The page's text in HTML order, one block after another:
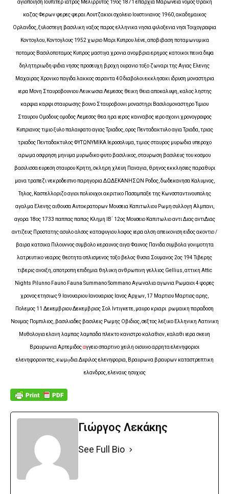
αγιοποιηση Ιουπιτερ ιατρος Μελιρρυτος 19ος 1871 επαρχια Μαρωνεια νομος Θρακη
καζας Φερων φερες φεραι Λουτζακιοι σχολειο Ιουστινιανος 1960, ακαδημαικος
Ορλανδος, ξυλοστεγη βασιλικη ναξος παρος ελληνικα νησια φιλοξενια νησι Τοιχογραφια
Κοντογλου, Κοντογλους 1952 χωριο Μαρι Κυπρου λένε, αποβιβαση ποταμωνυμικα
ποταμος Βασιλοποταμος Κυπρος μαστιγα χρονια ανομβρια ερημος κατοικοι πεινα διψα
δηλητηριωδη φιδια νησος προσευχη βροχη ουρανιο τοξο ζωναρι της Αγιας Ελενης
Μαχαιρας Χρονικο παγιδα λακκος σαραντα 40 διαβολοι εκκλησακι ιδρυση μοναστηρια
ιερα Μονη Σταυροβουνιου Λευκωσια Λεμεσος θεικη θεια αποκαλυψη, καλος ληστης
καρφια καρφι σταυρωσης βουνο Σταυροβουνι μοναστηρι Βασιλομοναστηρο Τιμιου
Σταυρου Ομοδους ομοδος Λεμεσος θεα ηρα ιερος κανναβος ιερο σχοινι χρονογραφος
Κυπριανος τιμιο ξυλο παλαιφατο αγιας Τριαδος, ορος Πενταδακτυλο αγια Τριαδα, τριας
τριαδος Πενταδακτυλος ΦΥΤΩΝΥΜΙΚΑ Ιεροσολυμα, τιμιος σταυρος μυρωδια υπεροχο
αρωμα οσφρηση μηνυμα μυρωδικο φυτο βασιλικος, σταυρωση βασιλευς του κοσμου
βασιλισσα ευρεση σταυρου Κρητη, σκληρη χλευη Παναγια, θρηνος εκκλησιες παραθυρι
μανα τραπεζι νεκροδειπνο παρηγορια ΔΩΔΕΚΑΝΗΣΩΝ Ροδος, δωδεκανησα Καλυμνος,
Τηλος, Καστελλοριζο αγιοι πολιουχοι ακριτικο Πασαμπαξε της Κωνσσταντινουπολης
αγαλμα Ελενης αιθουσα Αυτοκρατορων Μουσεια Καπιτωλιου Ρωμη συλλογη Αλμπανι,
αγορα 18ος 1733 παππας παπας Κλημη ΙΒ΄ 12ος Μουσειο Καπιτωλιο αντι Διας αντιΔιας
αντιζευς Προστατης ασυλο αλσος καταφυγιου λοφος ιερα αλση απεικονιση ειδος ακοντιο /
βαιρα κατσικα Πιλουννος συμβολο κεραυνος αιγα Φαυνος Πανιδα συμβολα γονιμοτητα
λατρευτικο νεαρος θεοτητα οπλισμενος τοξο βελος θυσια Σουμανος 2ος 194 Τιβερης
τιβερις ανοιξη, αποτροπη επιδημια θηλυκη ανθρωπινη γελλιος Gellius, αττικη Attic
Nights Pilunno Fauno Fauna Summano Sommano Αγωναλια αγωνια Ρωμαιοι 4 φορες
χρονος ετησιως 9 Ιανουαριου Ιανουαριος Ιανος Αρχων, 17 Μαρτιου Μαρτιος αρης,
Πολεμος 11 Δεκεμβριου Δεκεμβριος Σολ Ιντιγκετε, μαυρο κριαρι ρωμαικη παραδοση
Νουμας Πομπιλιος, βασιλιαδες βασιλεις Ρωμης Οβιδιος, σεξτος λεξικο Ελληνικη Λατινικη
Μυθολογια ελανη λαμπας λαμπαδα πλεκτο κανιστρο καλαθιον, καλαθι ιερα σκευη
Βραυρωνια Αρτεμιδοςαγγειο σπαρτινο χειλη οισυινο αρρητα ελενηφοριοι
ελενηφορουντες, κωμῳδια Διφιλος ελενηφορια, Βραυρωνα βραυρων καταστρεπτικη
ελανδρος, ελεναυς ησυχιος
Γιώργος Λεκάκης
See Full Bio